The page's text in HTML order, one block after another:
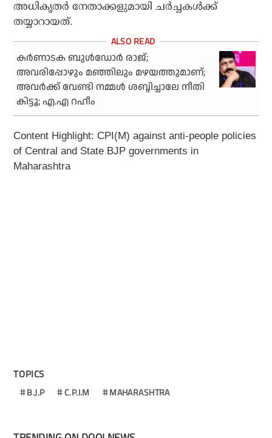
അധികൃതര്‍ നേതാക്കളുമായി ചര്‍ച്ചകള്‍ക്ക്
തയ്യാറായത്.
കർണാടക ബുൾഡോർ രാജ്;
അവരിപ്പോഴും മഞ്ഞിലും മഴയത്തുമാണ്;
അവർക്ക് വേണ്ടി നമ്മൾ ശബ്ദിച്ചാലേ നീതി
കിട്ടൂ; എ.എ റഹീം
Content Highlight: CPI(M) against anti-people policies
of Central and State BJP governments in
Maharashtra
TOPICS
B.J.P C.P.I.M MAHARASHTRA